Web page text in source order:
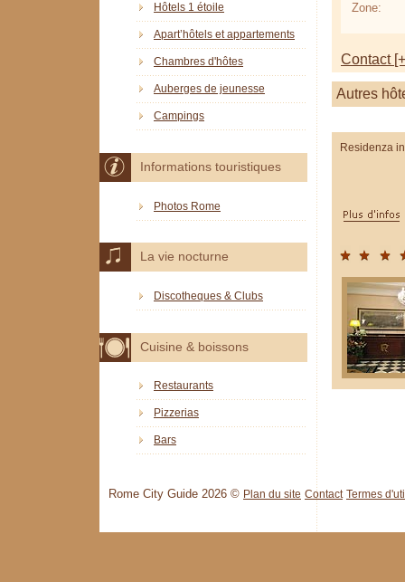
Zone:
Contact
Autres
Residenza
Hôtels 1 étoile
Apart’hôtels et appartements
Chambres d'hôtes
Auberges de jeunesse
Campings
Informations touristiques
Photos Rome
La vie nocturne
Discotheques & Clubs
Cuisine & boissons
Restaurants
Pizzerias
Bars
Rome City Guide 2026 © Plan du site Contact Termes